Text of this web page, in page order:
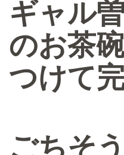
ギャル
のお茶
つけて
ごちそ